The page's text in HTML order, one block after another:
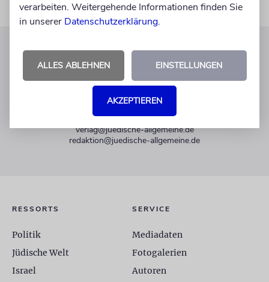
KUNDENSERVICE
+49 30 275833 0
Mo-Do 9-17 Uhr
verlag@juedische-allgemeine.de
redaktion@juedische-allgemeine.de
RESSORTS
Politik
Jüdische Welt
Israel
SERVICE
Mediadaten
Fotogalerien
Autoren
verarbeiten. Weitergehende Informationen finden Sie
in unserer Datenschutzerklärung.
ALLES ABLEHNEN EINSTELLUNGEN
AKZEPTIEREN